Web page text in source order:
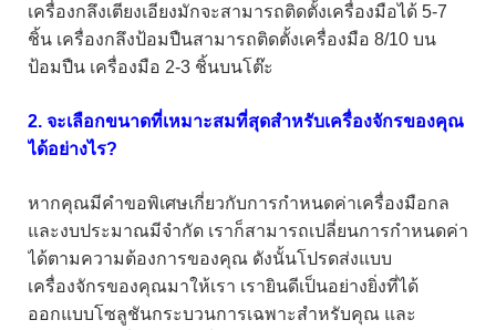
เครื่องกลึงเตียงเอียงมักจะสามารถติดตั้งเครื่องมือได้ 5-7
ชิ้น เครื่องกลึงป้อมปืนสามารถติดตั้งเครื่องมือ 8/10 บน
ป้อมปืน เครื่องมือ 2-3 ชิ้นบนโต๊ะ
2. จะเลือกขนาดที่เหมาะสมที่สุดสำหรับเครื่องจักรของคุณ
ได้อย่างไร?
หากคุณมีคำขอพิเศษเกี่ยวกับการกำหนดค่าเครื่องมือกล
และงบประมาณมีจำกัด เราก็สามารถเปลี่ยนการกำหนดค่า
ได้ตามความต้องการของคุณ ดังนั้นโปรดส่งแบบ
เครื่องจักรของคุณมาให้เรา เรายินดีเป็นอย่างยิ่งที่ได้
ออกแบบโซลูชันกระบวนการเฉพาะสำหรับคุณ และ